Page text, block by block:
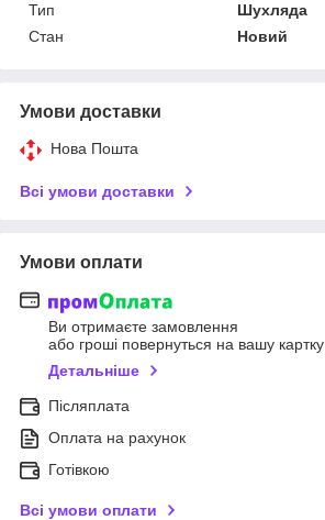
Тип
Шухляда
Стан
Новий
Умови доставки
Нова Пошта
Всі умови доставки
Умови оплати
Ви отримаєте замовлення
або гроші повернуться на вашу картку
Детальніше
Післяплата
Оплата на рахунок
Готівкою
Всі умови оплати